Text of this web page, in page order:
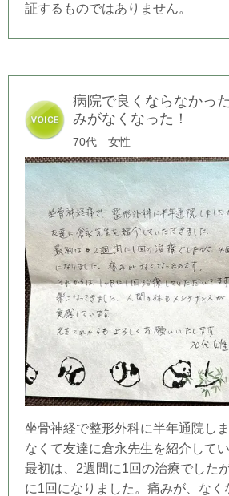
証するものではありません。
病院で良くならなかっ
みがなくなった！
70代 女性
坐骨神経で整形外科に半年通院し
なくて友達に倉永先生を紹介して
最初は、2週間に1回の治療でした
に1回になりました。痛みが、なく